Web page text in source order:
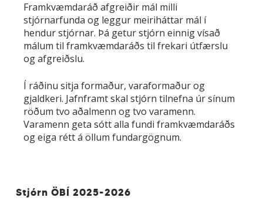
Framkvæmdaráð afgreiðir mál milli
stjórnarfunda og leggur meiriháttar mál í
hendur stjórnar. Þá getur stjórn einnig vísað
málum til framkvæmdaráðs til frekari útfærslu
og afgreiðslu.
Í ráðinu sitja formaður, varaformaður og
gjaldkeri. Jafnframt skal stjórn tilnefna úr sínum
röðum tvo aðalmenn og tvo varamenn.
Varamenn geta sótt alla fundi framkvæmdaráðs
og eiga rétt á öllum fundargögnum.
Stjórn ÖBÍ 2025-2026